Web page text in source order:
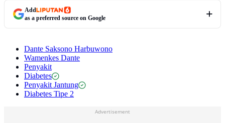
Add
as a preferred source on Google
Dante Saksono Harbuwono
Wamenkes Dante
Penyakit
Diabetes
Penyakit Jantung
Diabetes Tipe 2
Advertisement